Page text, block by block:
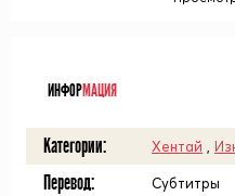
ИНФОРМАЦИЯ
Категории: Хентай
Перевод: Субтитры